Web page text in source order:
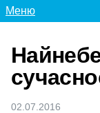
Меню
02.07.2016